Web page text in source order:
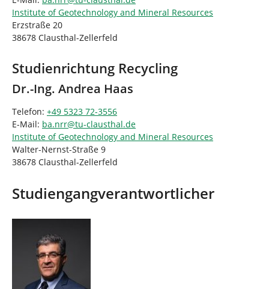
Institute of Geotechnology and Mineral Resources
Erzstraße 20
38678 Clausthal-Zellerfeld
Studienrichtung Recycling
Dr.-Ing. Andrea Haas
Telefon: +49 5323 72-3556
E-Mail: ba.nrr@tu-clausthal.de
Institute of Geotechnology and Mineral Resources
Walter-Nernst-Straße 9
38678 Clausthal-Zellerfeld
Studiengangverantwortlicher